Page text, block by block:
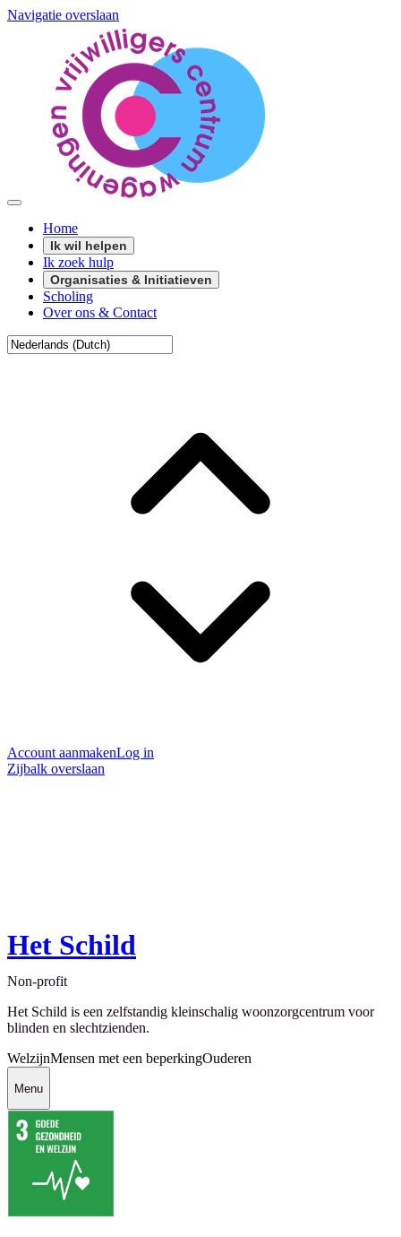
Navigatie overslaan
Home
Ik wil helpen
Ik zoek hulp
Organisaties & Initiatieven
Scholing
Over ons & Contact
Account aanmakenLog in
Zijbalk overslaan
Het Schild
Non-profit
Het Schild is een zelfstandig kleinschalig woonzorgcentrum voor
blinden en slechtzienden.
WelzijnMensen met een beperkingOuderen
Menu